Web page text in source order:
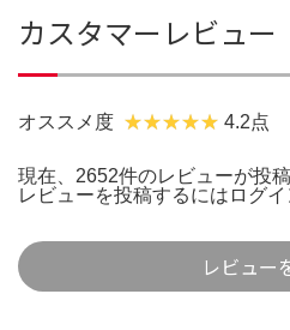
カスタマーレビュー
オススメ度 4.2点
現在、2652件のレビューが投
レビューを投稿するには ログイ
レビュー